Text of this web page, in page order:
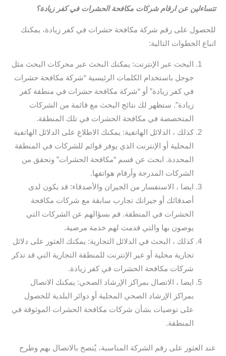
تتساءلين عن ارقام شركات مكافحة الحشرات في كفر زيادة؟
للحصول على رقم شركة مكافحة حشرات في كفر زيادة، يمكنك
اتباع الخطوات التالية:
البحث عبر الإنترنت: يمكنك البحث عبر محركات البحث مثل
جوجل باستخدام الكلمات الرئيسية “شركة مكافحة حشرات
في كفر زيادة” أو “شركة مكافحة حشرات في منطقة كفر
زيادة”. ستظهر لك نتائج البحث مع قائمة من الشركات
المتخصصة في مكافحة الحشرات في تلك المنطقة.
كذلك ، الدلائل الهاتفية: يمكنك الاطلاع على الدلائل الهاتفية
المحلية أو الإنترنت الذي يوفر قوائم للشركات في المنطقة
المحددة. ابحث عن قسم “مكافحة الحشرات” وتحقق من
الشركات المدرجة وأرقام هواتفها.
ايضا ، الاستفسار من الجيران والأصدقاء: قد يكون لدى
أصدقائك أو جيرانك تجارب سابقة مع شركات مكافحة
الحشرات في المنطقة. قم بسؤالهم عن الشركات التي
يوصون بها والتي قدمت لهم خدمة مرضية.
كذلك ، البحث في الدلائل التجارية: يمكنك العثور على دلائل
تجارية محلية أو عبر الإنترنت للمنطقة التجارية التي قد تذكر
شركات مكافحة الحشرات في كفر زيادة.
ايضا ، الاتصال بمراكز الإرشاد الصحي: يمكنك الاتصال
بمراكز الإرشاد الصحي المحلية أو دوائر البلدية للحصول
على توصيات بشأن شركات مكافحة الحشرات الموثوقة في
المنطقة.
عند العثور على رقم الشركة المناسبة، يُنصح بالاتصال بهم وطرح